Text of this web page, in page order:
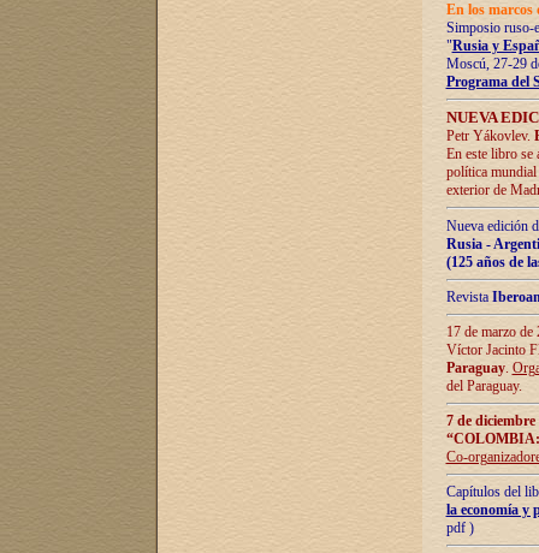
En los marcos
Simposio ruso-
"Rusia y
Moscú, 27-29
Programa del
NUEVA
Petr Yákovlev.
En este libro se
política mundial
exterior de
Nueva edición
Rusia -
(125 años de
Revista
17 de marzo
Víctor Jacinto
Paraguay.
del Paraguay.
7 de
Co-
Capítulos del
la economía y
pdf )